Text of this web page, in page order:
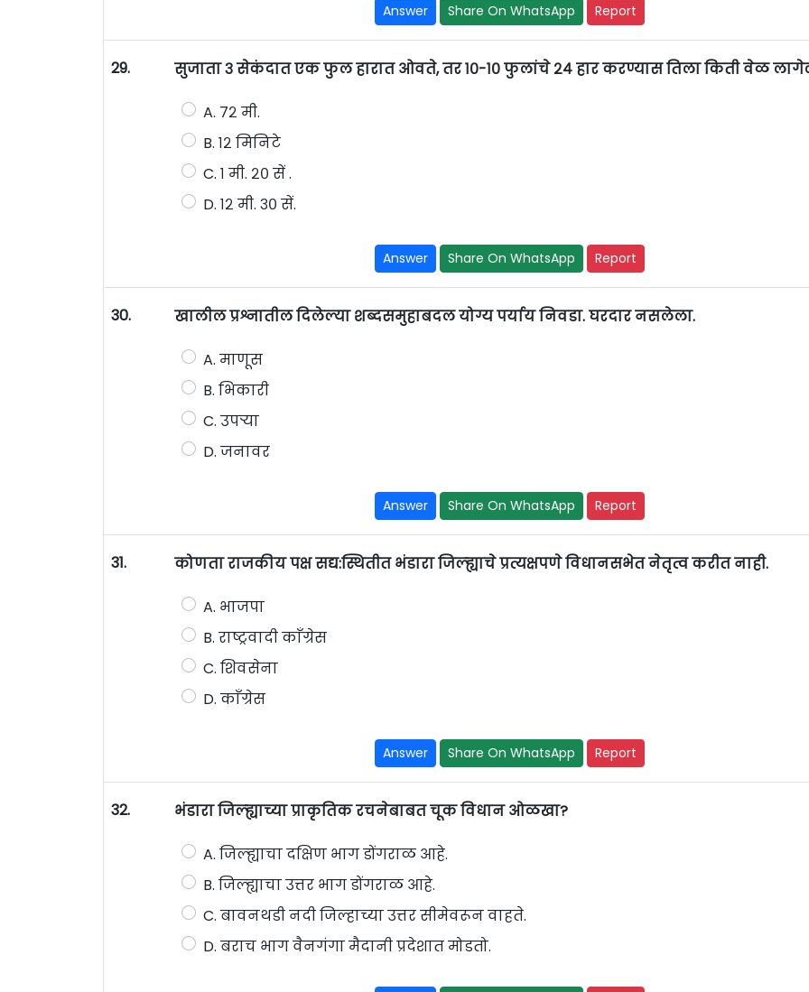
Answer Share On WhatsApp Report
29. सुजाता ३ सेकंदात एक फुल हारात ओवते, तर १०-१० फुलांचे २४ हार करण्यास तिला किती वेळ
A. ७२ मी.
B. १२ मिनिटे
C. १ मी. २० सें .
D. १२ मी. ३० सें.
Answer Share On WhatsApp Report
30. खालील प्रश्नातील दिलेल्या शब्दसमुहाबदल योग्य पर्याय निवडा. घरदार नसलेला.
A. माणूस
B. भिकारी
C. उपऱ्या
D. जनावर
Answer Share On WhatsApp Report
31. कोणता राजकीय पक्ष सद्य:स्थितीत भंडारा जिल्ह्याचे प्रत्यक्षपणे विधानसभेत नेतृत्व करीत नाही.
A. भाजपा
B. राष्ट्रवादी काँग्रेस
C. शिवसेना
D. काँग्रेस
Answer Share On WhatsApp Report
32. भंडारा जिल्ह्याच्या प्राकृतिक रचनेबाबत चूक विधान ओळखा?
A. जिल्ह्याचा दक्षिण भाग डोंगराळ आहे.
B. जिल्ह्याचा उत्तर भाग डोंगराळ आहे.
C. बावनथडी नदी जिल्हाच्या उत्तर सीमेवरून वाहते.
D. बराच भाग वैनगंगा मैदानी प्रदेशात मोडतो.